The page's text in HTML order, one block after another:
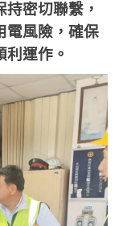
密切聯繫，
電風險，確保
運作。